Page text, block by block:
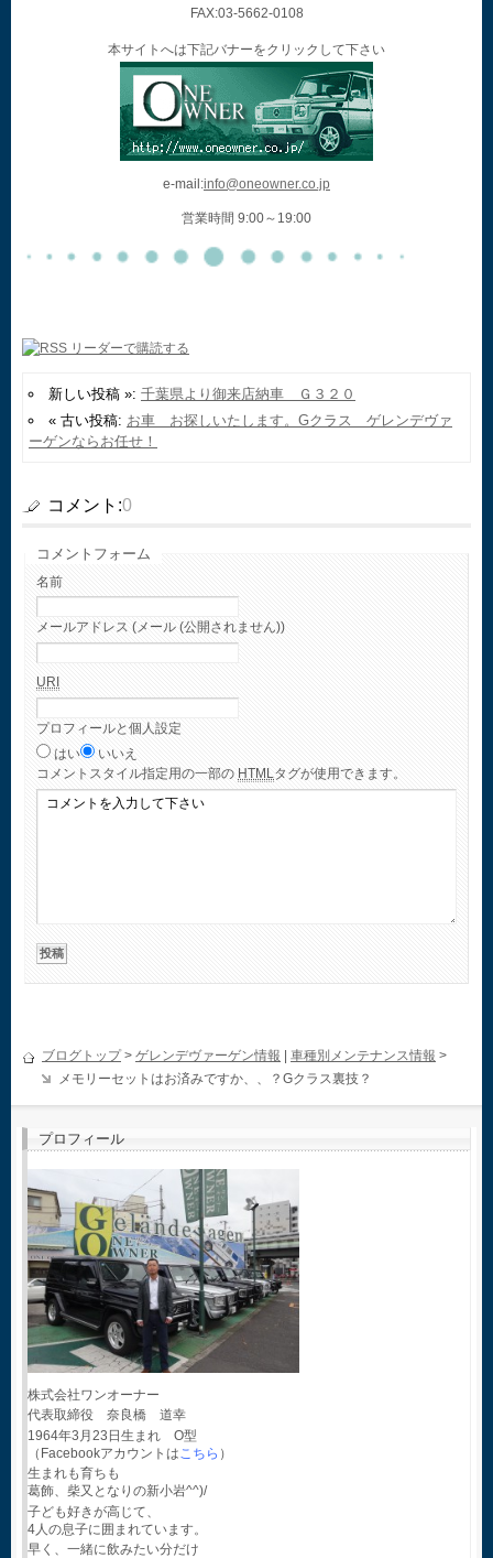
FAX:03-5662-0108
本サイトへは下記バナーをクリックして下さい
e-mail:info@oneowner.co.jp
営業時間 9:00～19:00
新しい投稿 »: 千葉県より御来店納車 Ｇ３２０
« 古い投稿: お車 お探しいたします。Gクラス ゲレンデヴァ
ーゲンならお任せ！
コメント:0
コメントフォーム
名前
メールアドレス (メール (公開されません))
URI
プロフィールと個人設定
はい
いいえ
コメント スタイル指定用の一部の HTMLタグが使用できます。
ブログトップ> ゲレンデヴァーゲン情報 車種別メンテナンス情報 >
メモリーセットはお済みですか、、？Gクラス裏技？
プロフィール
株式会社ワンオーナー
代表取締役 奈良橋 道幸
1964年3月23日生まれ O型
（Facebookアカウントはこちら ）
生まれも育ちも
葛飾、柴又となりの新小岩^^)/
子ども好きが高じて、
4人の息子に囲まれています。
早く、一緒に飲みたい分だけ